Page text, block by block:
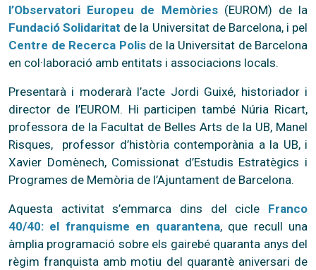
l’Observatori Europeu de Memòries(EUROM) de la
Fundació Solidaritat de la Universitat de Barcelona, i pel
Centre de Recerca Polisde la Universitat de Barcelona
en col·laboració amb entitats i associacions locals.
Presentarà i moderarà l’acte Jordi Guixé, historiador i
director de l’EUROM. Hi participen també Núria Ricart,
professora de la Facultat de Belles Arts de la UB, Manel
Risques, professor d’història contemporània a la UB, i
Xavier Domènech, Comissionat d’Estudis Estratègics i
Programes de Memòria de l’Ajuntament de Barcelona.
Aquesta activitat s’emmarca dins del cicle Franco
40/40: el franquisme en quarantena, que recull una
àmplia programació sobre els gairebé quaranta anys del
règim franquista amb motiu del quarantè aniversari de